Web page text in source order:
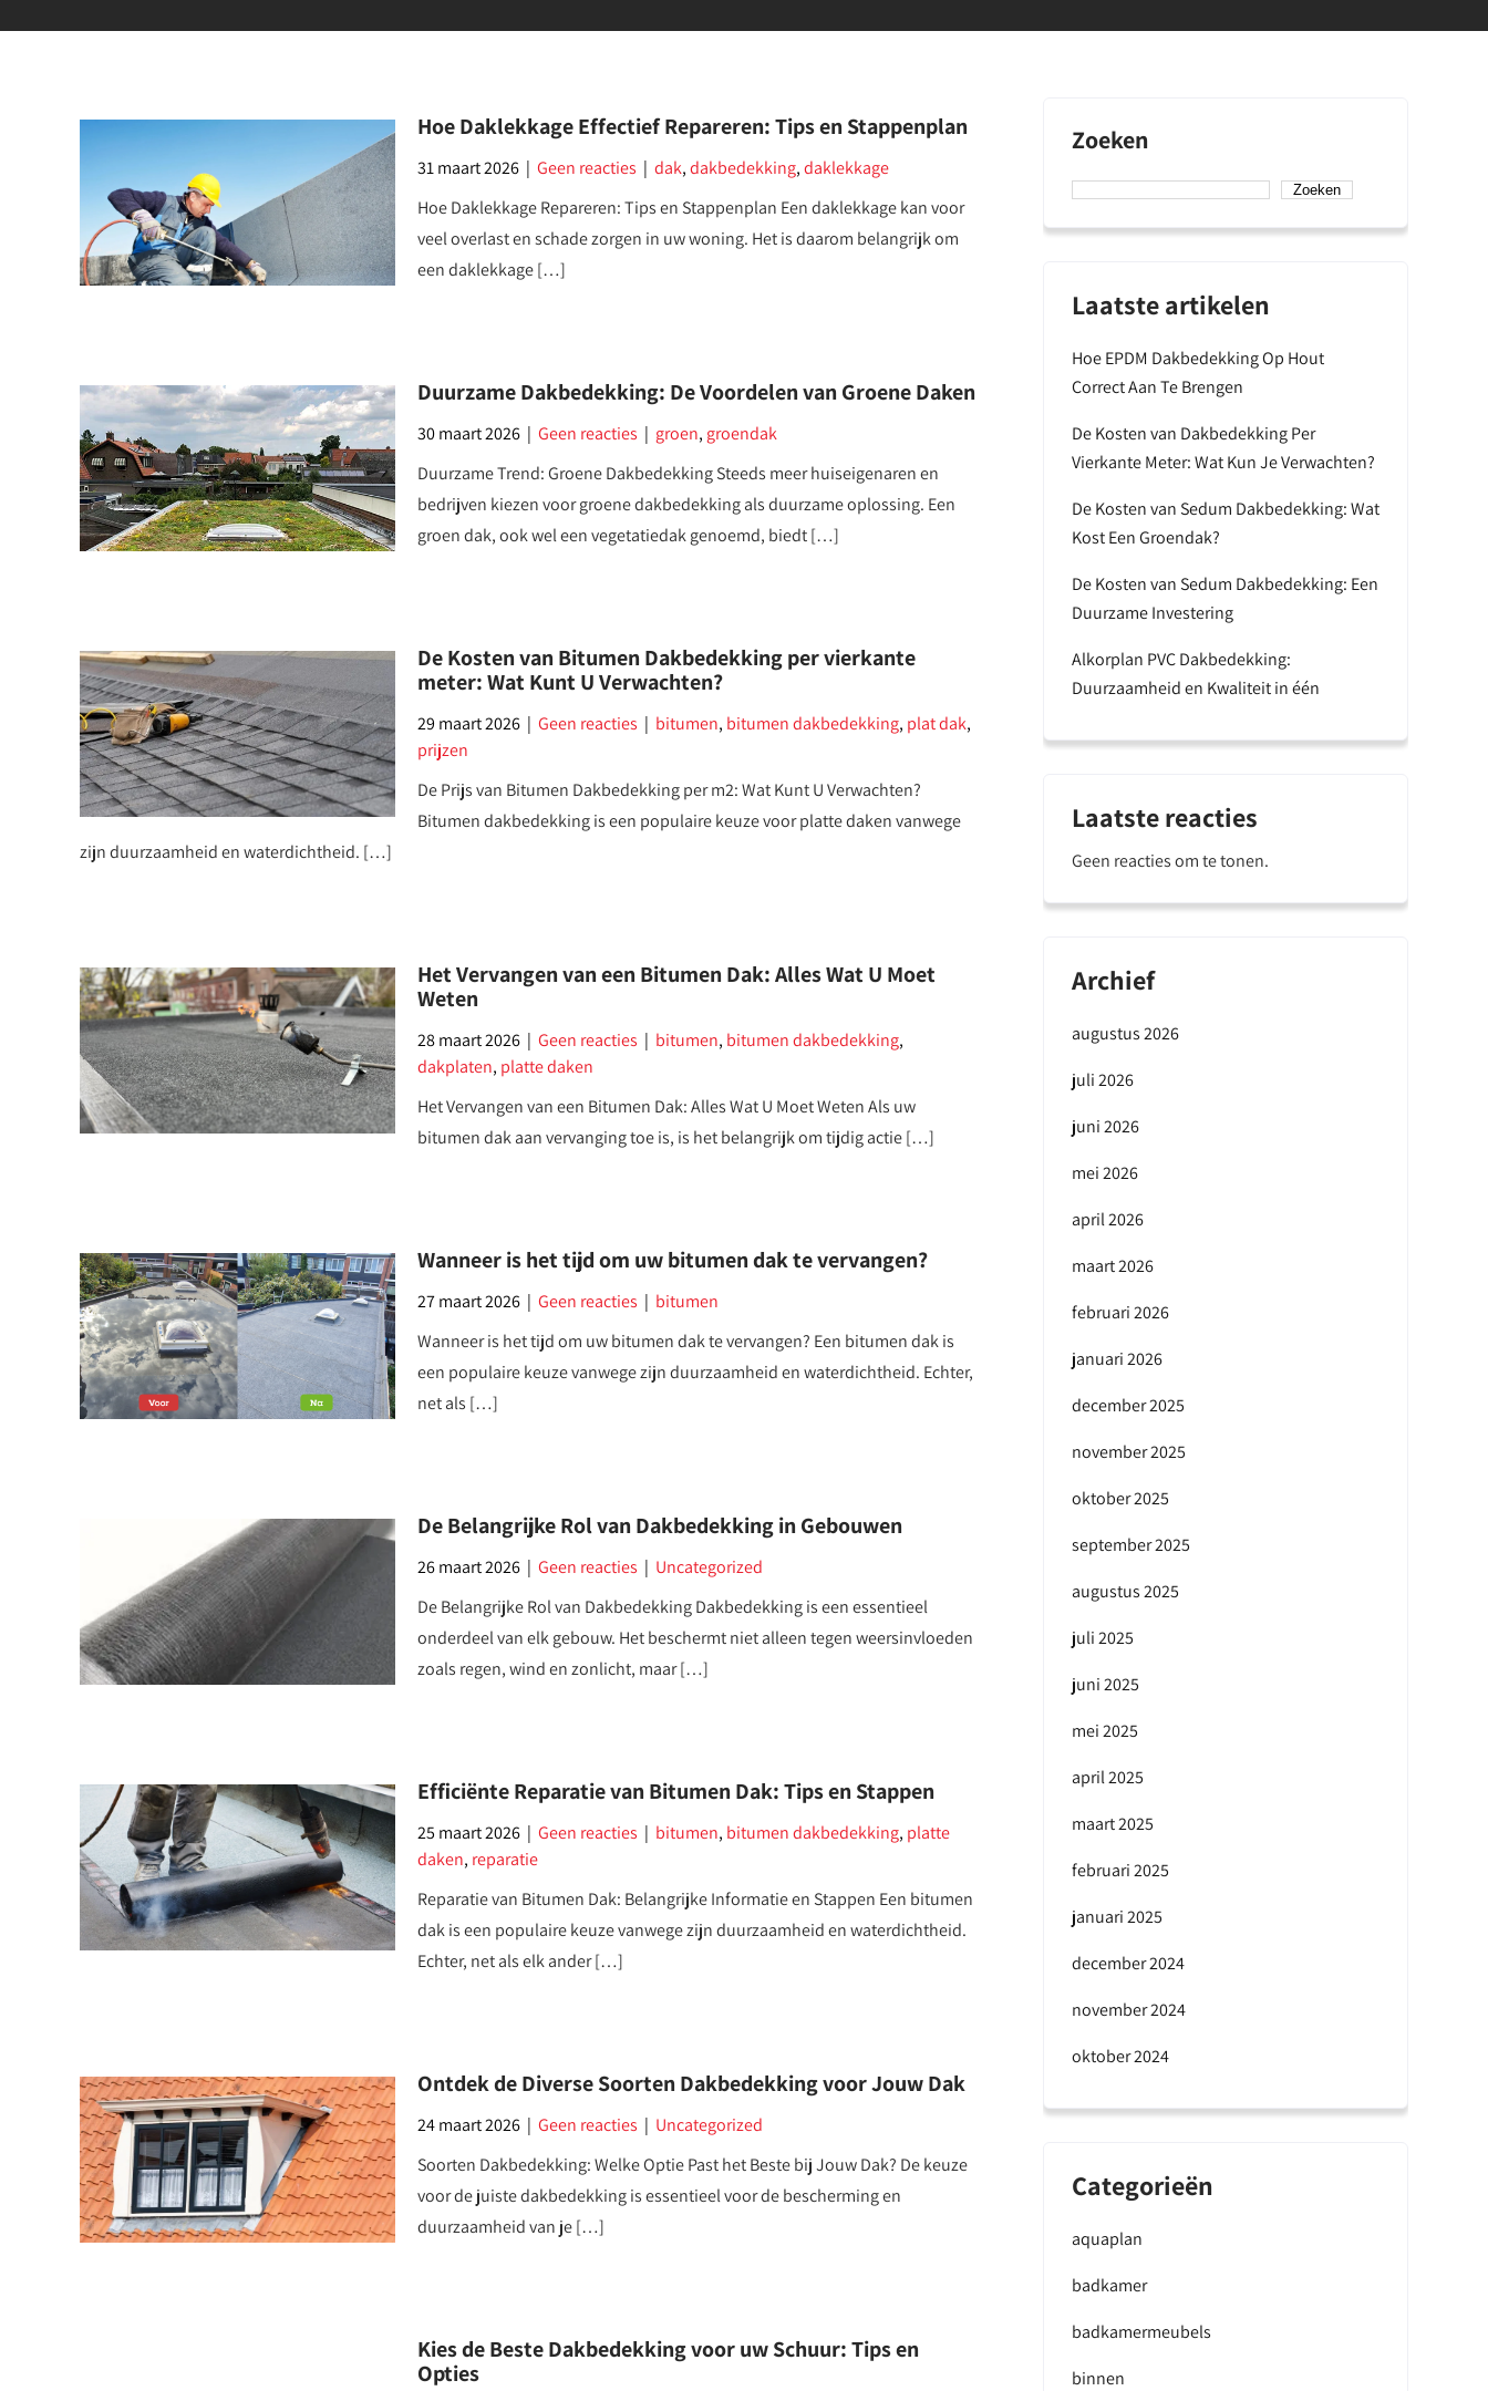
Hoe Daklekkage Effectief Repareren: Tips en Stappenplan
31 maart 2026 |Geen reacties |dak,dakbedekking,daklekkage
Hoe Daklekkage Repareren: Tips en Stappenplan Een daklekkage kan voor
veel overlast en schade zorgen in uw woning. Het is daarom belangrijk om
een daklekkage […]
Duurzame Dakbedekking: De Voordelen van Groene Daken
30 maart 2026 |Geen reacties | groen, groendak
Duurzame Trend: Groene Dakbedekking Steeds meer huiseigenaren en
bedrijven kiezen voor groene dakbedekking als duurzame oplossing. Een
groen dak, ook wel een vegetatiedak genoemd, biedt […]
De Kosten van Bitumen Dakbedekking per vierkante
meter: Wat Kunt U Verwachten?
29 maart 2026 |Geen reacties | bitumen, bitumen dakbedekking, plat dak,
prijzen
De Prijs van Bitumen Dakbedekking per m2: Wat Kunt U Verwachten?
Bitumen dakbedekking is een populaire keuze voor platte daken vanwege
zijn duurzaamheid en waterdichtheid. […]
Het Vervangen van een Bitumen Dak: Alles Wat U Moet
Weten
28 maart 2026 |Geen reacties | bitumen, bitumen dakbedekking,
dakplaten, platte daken
Het Vervangen van een Bitumen Dak: Alles Wat U Moet Weten Als uw
bitumen dak aan vervanging toe is, is het belangrijk om tijdig actie […]
Wanneer is het tijd om uw bitumen dak te vervangen?
27 maart 2026 |Geen reacties | bitumen
Wanneer is het tijd om uw bitumen dak te vervangen? Een bitumen dak is
een populaire keuze vanwege zijn duurzaamheid en waterdichtheid. Echter,
net als […]
De Belangrijke Rol van Dakbedekking in Gebouwen
26 maart 2026 |Geen reacties | Uncategorized
De Belangrijke Rol van Dakbedekking Dakbedekking is een essentieel
onderdeel van elk gebouw. Het beschermt niet alleen tegen weersinvloeden
zoals regen, wind en zonlicht, maar […]
Efficiënte Reparatie van Bitumen Dak: Tips en Stappen
25 maart 2026 |Geen reacties | bitumen, bitumen dakbedekking, platte
daken, reparatie
Reparatie van Bitumen Dak: Belangrijke Informatie en Stappen Een bitumen
dak is een populaire keuze vanwege zijn duurzaamheid en waterdichtheid.
Echter, net als elk ander […]
Ontdek de Diverse Soorten Dakbedekking voor Jouw Dak
24 maart 2026 |Geen reacties | Uncategorized
Soorten Dakbedekking: Welke Optie Past het Beste bij Jouw Dak? De keuze
voor de juiste dakbedekking is essentieel voor de bescherming en
duurzaamheid van je […]
Kies de Beste Dakbedekking voor uw Schuur: Tips en
Opties
Zoeken
Zoeken
Laatste artikelen
Hoe EPDM Dakbedekking Op Hout
Correct Aan Te Brengen
De Kosten van Dakbedekking Per
Vierkante Meter: Wat Kun Je Verwachten?
De Kosten van Sedum Dakbedekking: Wat
Kost Een Groendak?
De Kosten van Sedum Dakbedekking: Een
Duurzame Investering
Alkorplan PVC Dakbedekking:
Duurzaamheid en Kwaliteit in één
Laatste reacties
Geen reacties om te tonen.
Archief
augustus 2026
juli 2026
juni 2026
mei 2026
april 2026
maart 2026
februari 2026
januari 2026
december 2025
november 2025
oktober 2025
september 2025
augustus 2025
juli 2025
juni 2025
mei 2025
april 2025
maart 2025
februari 2025
januari 2025
december 2024
november 2024
oktober 2024
Categorieën
aquaplan
badkamer
badkamermeubels
binnen